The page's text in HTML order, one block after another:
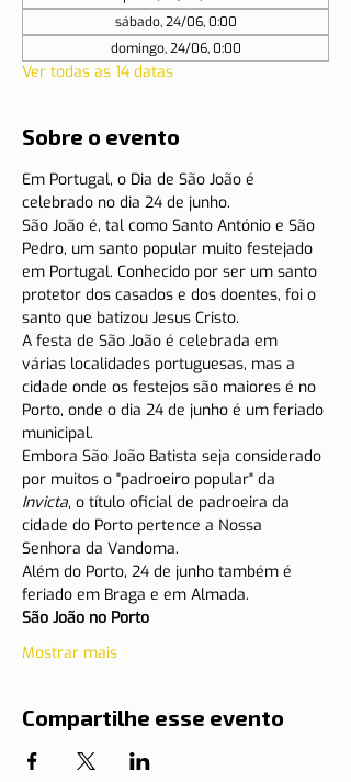
sábado, 24/06, 0:00
domingo, 24/06, 0:00
Ver todas as 14 datas
Sobre o evento
Em Portugal, o Dia de São João é
celebrado no dia 24 de junho.
São João é, tal como Santo António e São
Pedro, um santo popular muito festejado
em Portugal. Conhecido por ser um santo
protetor dos casados e dos doentes, foi o
santo que batizou Jesus Cristo.
A festa de São João é celebrada em
várias localidades portuguesas, mas a
cidade onde os festejos são maiores é no
Porto, onde o dia 24 de junho é um feriado
municipal.
Embora São João Batista seja considerado
por muitos o "padroeiro popular" da
Invicta, o título oficial de padroeira da
cidade do Porto pertence a Nossa
Senhora da Vandoma.
Além do Porto, 24 de junho também é
feriado em Braga e em Almada.
São João no Porto
Mostrar mais
Compartilhe esse evento